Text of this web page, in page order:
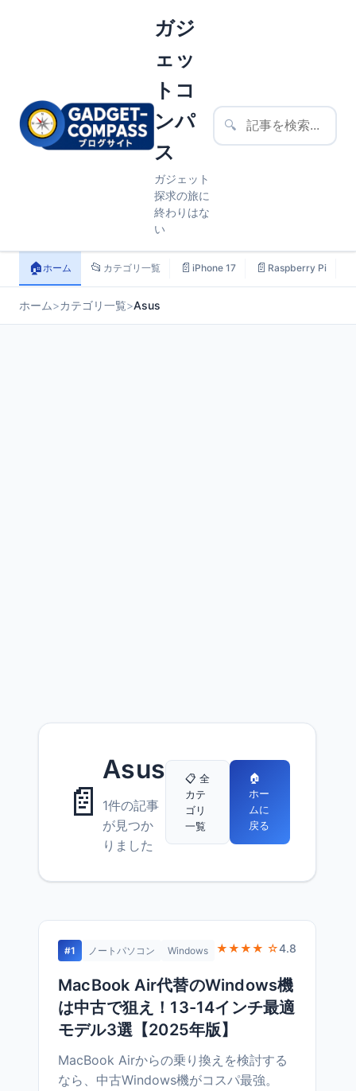
ガジ
ェッ
トコ
ンパ
ス
ガジェット
探求の旅に
終わりはな
い
🔍
🏠ホーム 📂 カテゴリ一覧 📄 iPhone 17 📄 Raspberry Pi
ホーム>カテゴリ一覧>Asus
📄
Asus
1件の記事
が見つか
りました
📋 全
カテ
ゴリ
一覧
🏠
ホー
ムに
戻る
#1 ノートパソコン Windows ★★★★ ☆4.8
MacBook Air代替のWindows機
は中古で狙え！13-14インチ最適
モデル3選【2025年版】
MacBook Airからの乗り換えを検討する
なら、中古Windows機がコスパ最強。